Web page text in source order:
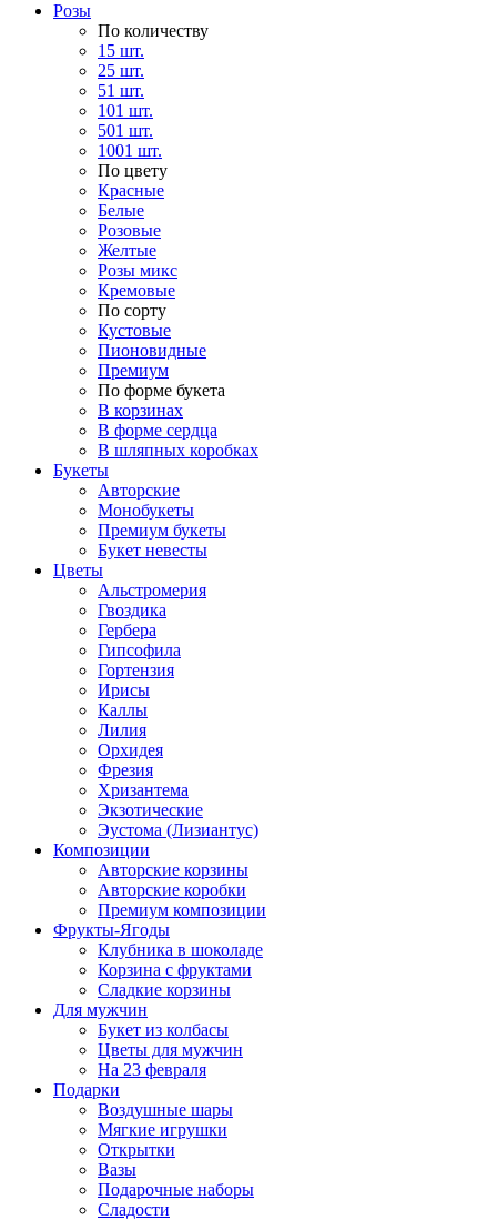
Розы
По количеству
15 шт.
25 шт.
51 шт.
101 шт.
501 шт.
1001 шт.
По цвету
Красные
Белые
Розовые
Желтые
Розы микс
Кремовые
По сорту
Кустовые
Пионовидные
Премиум
По форме букета
В корзинах
В форме сердца
В шляпных коробках
Букеты
Авторские
Монобукеты
Премиум букеты
Букет невесты
Цветы
Альстромерия
Гвоздика
Гербера
Гипсофила
Гортензия
Ирисы
Каллы
Лилия
Орхидея
Фрезия
Хризантема
Экзотические
Эустома (Лизиантус)
Композиции
Авторские корзины
Авторские коробки
Премиум композиции
Фрукты-Ягоды
Клубника в шоколаде
Корзина с фруктами
Сладкие корзины
Для мужчин
Букет из колбасы
Цветы для мужчин
На 23 февраля
Подарки
Воздушные шары
Мягкие игрушки
Открытки
Вазы
Подарочные наборы
Сладости